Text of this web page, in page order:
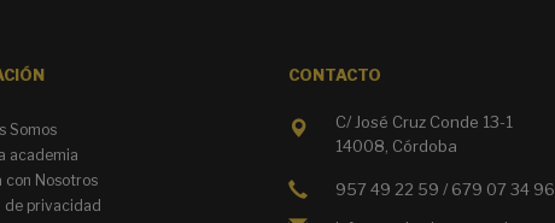
Somos
academia
con Nosotros
de privacidad
CONTACTO
C/ José Cruz Conde 13-1
14008, Córdoba
957 49 22 59 / 679 07 34 96